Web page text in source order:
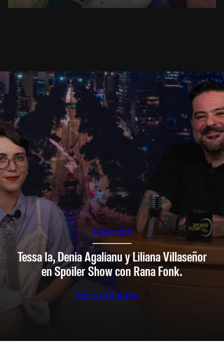
SPOILER SHOW
Tessa Ia, Denia Agalianu y Liliana Villaseñor
en Spoiler Show con Rana Fonk.
Ver en Youtube